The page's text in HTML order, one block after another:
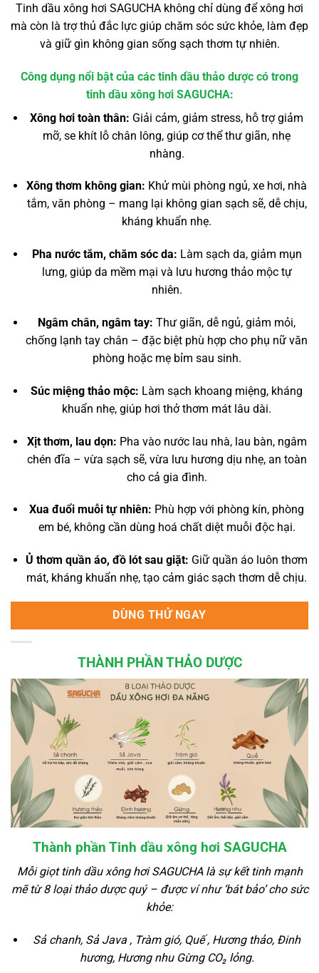
Tinh dầu xông hơi SAGUCHA không chỉ dùng để xông hơi
mà còn là trợ thủ đắc lực giúp chăm sóc sức khỏe, làm đẹp
và giữ gìn không gian sống sạch thơm tự nhiên.
Công dụng nổi bật của các tinh dầu thảo dược có trong
tinh dầu xông hơi SAGUCHA:
Xông hơi toàn thân: Giải cảm, giảm stress, hỗ trợ giảm
mỡ, se khít lỗ chân lông, giúp cơ thể thư giãn, nhẹ
nhàng.
Xông thơm không gian: Khử mùi phòng ngủ, xe hơi, nhà
tắm, văn phòng – mang lại không gian sạch sẽ, dễ chịu,
kháng khuẩn nhẹ.
Pha nước tắm, chăm sóc da: Làm sạch da, giảm mụn
lưng, giúp da mềm mại và lưu hương thảo mộc tự
nhiên.
Ngâm chân, ngâm tay: Thư giãn, dễ ngủ, giảm mỏi,
chống lạnh tay chân – đặc biệt phù hợp cho phụ nữ văn
phòng hoặc mẹ bỉm sau sinh.
Súc miệng thảo mộc: Làm sạch khoang miệng, kháng
khuẩn nhẹ, giúp hơi thở thơm mát lâu dài.
Xịt thơm, lau dọn: Pha vào nước lau nhà, lau bàn, ngâm
chén đĩa – vừa sạch sẽ, vừa lưu hương dịu nhẹ, an toàn
cho cả gia đình.
Xua đuổi muỗi tự nhiên: Phù hợp với phòng kín, phòng
em bé, không cần dùng hoá chất diệt muỗi độc hại.
Ủ thơm quần áo, đồ lót sau giặt: Giữ quần áo luôn thơm
mát, kháng khuẩn nhẹ, tạo cảm giác sạch thơm dễ chịu.
DÙNG THỬ NGAY
THÀNH PHẦN THẢO DƯỢC
Thành phần Tinh dầu xông hơi SAGUCHA
Mỗi giọt tinh dầu xông hơi SAGUCHA là sự kết tinh mạnh
mẽ từ 8 loại thảo dược quý – được ví như ‘bát bảo’ cho sức
khỏe:
Sả chanh, Sả Java , Tràm gió, Quế , Hương thảo, Đinh
hương, Hương nhu Gừng CO₂ lỏng.